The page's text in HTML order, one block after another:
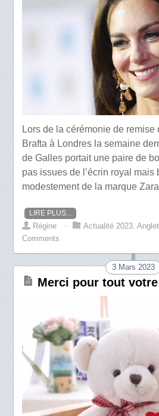
Lors de la cérémonie de remise
Brafta à Londres la semaine
de Galles portait une paire de
pas issues de l’écrin royal mais
modestement de la marque
LIRE PLUS...
Régine ⋅ Actualité 2023,
Comments
3 Mars 2023
Merci pour tout